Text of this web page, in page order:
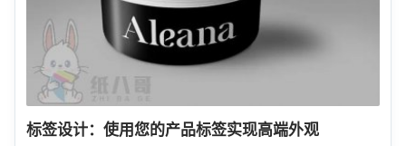
标签设计：使用您的产品标签实现高端外观